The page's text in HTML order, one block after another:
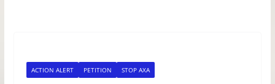
ACTION ALERT PETITION STOP AXA